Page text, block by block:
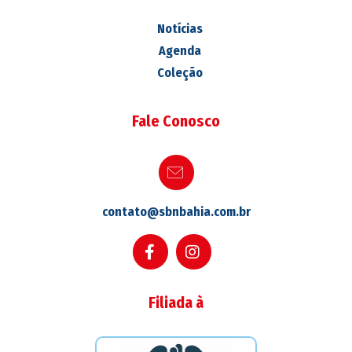
Notícias
Agenda
Coleção
Fale Conosco
contato@sbnbahia.com.br
Filiada à